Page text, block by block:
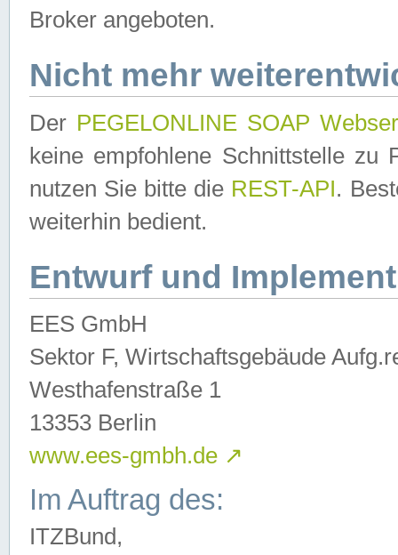
Broker angeboten.
Nicht mehr
Der PEGELONLINE SOAP
keine empfohlene Schnittstelle zu
nutzen Sie bitte die REST-API.
weiterhin bedient.
Entwurf und
EES GmbH
Sektor F, Wirtschaftsgebäude
Westhafenstraße 1
13353 Berlin
www.ees-gmbh.de ↗
Im Auftrag des:
ITZBund,